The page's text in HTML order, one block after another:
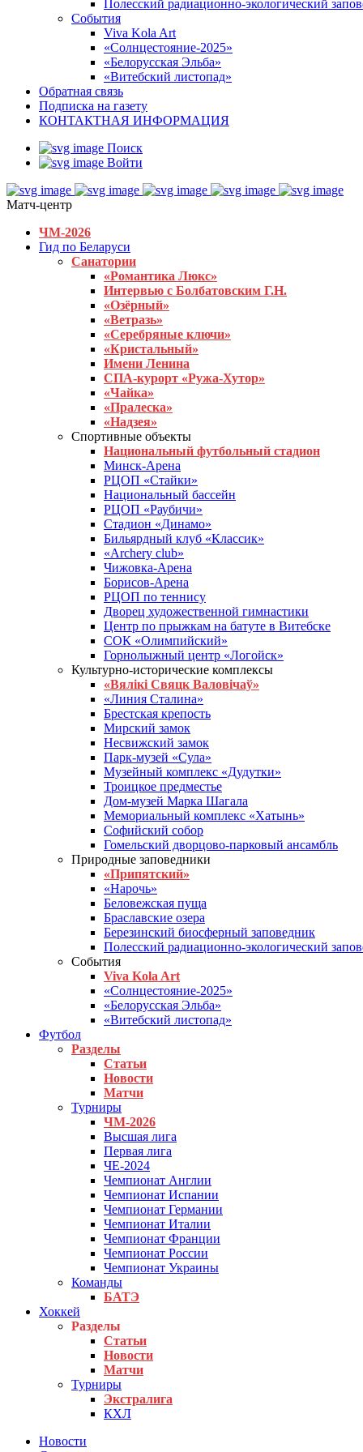
Полесский радиационно-экологический
События
Viva Kola Art
«Солнцестояние-2025»
«Белорусская Эльба»
«Витебский листопад»
Обратная связь
Подписка на газету
КОНТАКТНАЯ ИНФОРМАЦИЯ
Поиск
Войти
Матч-центр
ЧМ-2026
Гид по Беларуси
Санатории
«Романтика Люкс»
Интервью с Болбатовским Г.Н.
«Озёрный»
«Ветразь»
«Серебряные ключи»
«Кристальный»
Имени Ленина
СПА-курорт «Ружа-Хутор»
«Чайка»
«Пралеска»
«Надзея»
Спортивные объекты
Национальный футбольный стадион
Минск-Арена
РЦОП «Стайки»
Национальный бассейн
РЦОП «Раубичи»
Стадион «Динамо»
Бильярдный клуб «Классик»
«Archery club»
Чижовка-Арена
Борисов-Арена
РЦОП по теннису
Дворец художественной гимнастики
Центр по прыжкам на батуте в Витебске
СОК «Олимпийский»
Горнолыжный центр «Логойск»
Культурно-исторические комплексы
«Вялікі Свяцк Валовічаў»
«Линия Сталина»
Брестская крепость
Мирский замок
Несвижский замок
Парк-музей «Сула»
Музейный комплекс «Дудутки»
Троицкое предместье
Дом-музей Марка Шагала
Мемориальный комплекс «Хатынь»
Софийский собор
Гомельский дворцово-парковый ансамбль
Природные заповедники
«Припятский»
«Нарочь»
Беловежская пуща
Браславские озера
Березинский биосферный заповедник
Полесский радиационно-экологический
События
Viva Kola Art
«Солнцестояние-2025»
«Белорусская Эльба»
«Витебский листопад»
Футбол
Разделы
Статьи
Новости
Матчи
Турниры
ЧМ-2026
Высшая лига
Первая лига
ЧЕ-2024
Чемпионат Англии
Чемпионат Испании
Чемпионат Германии
Чемпионат Италии
Чемпионат Франции
Чемпионат России
Чемпионат Украины
Команды
БАТЭ
Хоккей
Разделы
Статьи
Новости
Матчи
Турниры
Экстралига
КХЛ
Новости